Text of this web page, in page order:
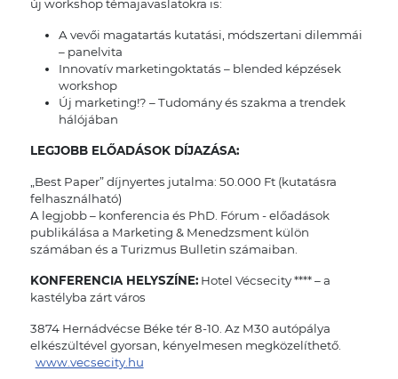
új workshop témajavaslatokra is:
A vevői magatartás kutatási, módszertani dilemmái
– panelvita
Innovatív marketingoktatás – blended képzések
workshop
Új marketing!? – Tudomány és szakma a trendek
hálójában
LEGJOBB ELŐADÁSOK DÍJAZÁSA:
„Best Paper” díjnyertes jutalma: 50.000 Ft (kutatásra
felhasználható)
A legjobb – konferencia és PhD. Fórum - előadások
publikálása a Marketing & Menedzsment külön
számában és a Turizmus Bulletin számaiban.
KONFERENCIA HELYSZÍNE:Hotel Vécsecity **** – a
kastélyba zárt város
3874 Hernádvécse Béke tér 8-10. Az M30 autópálya
elkészültével gyorsan, kényelmesen megközelíthető.
www.vecsecity.hu